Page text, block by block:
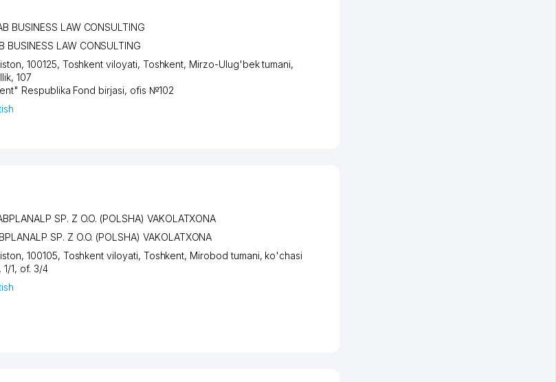
BUSINESS LAW CONSULTING
BUSINESS LAW CONSULTING
100125, Toshkent viloyati, Toshkent, Mirzo-Ulug'bek tumani,
, 107
Respublika Fond birjasi, ofis №102
SP. Z O.O. (POLSHA) VAKOLATXONA
SP. Z O.O. (POLSHA) VAKOLATXONA
100105, Toshkent viloyati, Toshkent, Mirobod tumani, ko'chasi
, 1/1, of. 3/4